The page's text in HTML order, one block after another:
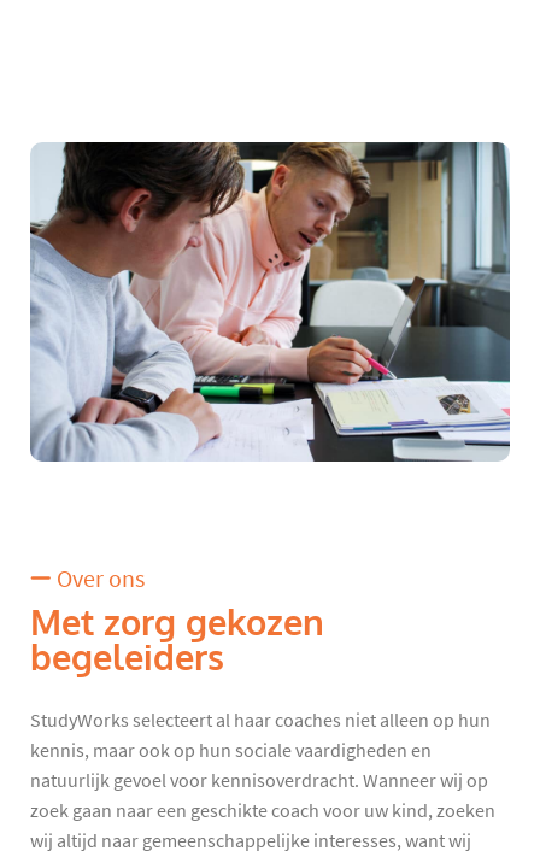
Over ons
Met zorg gekozen
begeleiders
StudyWorks selecteert al haar coaches niet alleen op hun
kennis, maar ook op hun sociale vaardigheden en
natuurlijk gevoel voor kennisoverdracht. Wanneer wij op
zoek gaan naar een geschikte coach voor uw kind, zoeken
wij altijd naar gemeenschappelijke interesses, want wij